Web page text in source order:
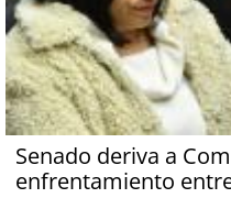
Senado deriva a
enfrentamiento